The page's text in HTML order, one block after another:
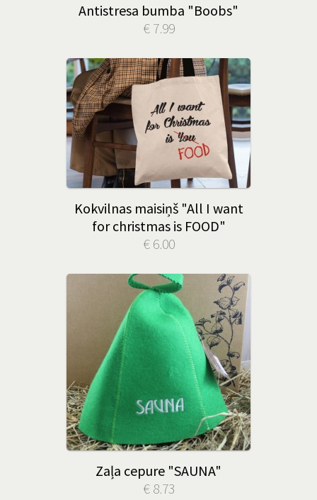
Antistresa bumba "Boobs"
€ 7.99
Kokvilnas maisiņš "All I want
for christmas is FOOD"
€ 6.00
Zaļa cepure "SAUNA"
€ 8.73